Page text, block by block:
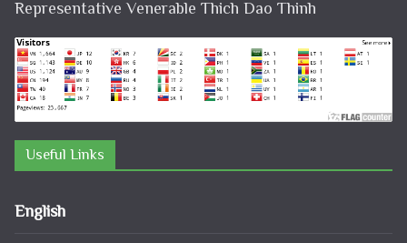
Representative Venerable Thich Dao Thinh
Useful Links
English